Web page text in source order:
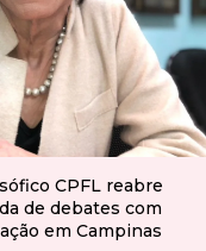
CPFL reabre
de debates com
em Campinas